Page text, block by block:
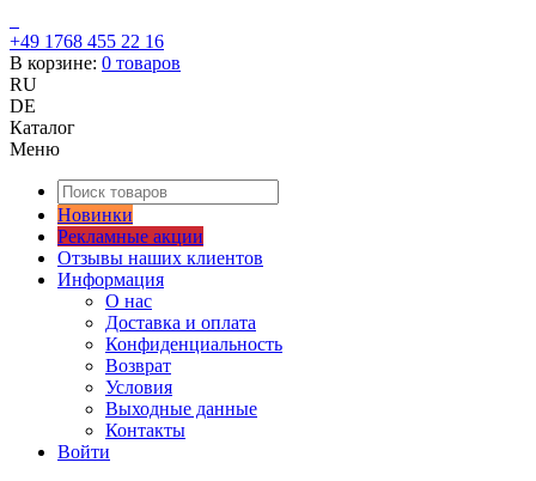
+49 1768 455 22 16
В корзине: 0 товаров
RU
DE
Каталог
Меню
Новинки
Рекламные акции
Отзывы наших клиентов
Информация
О нас
Доставка и оплата
Конфиденциальность
Возврат
Условия
Выходные данные
Контакты
Войти